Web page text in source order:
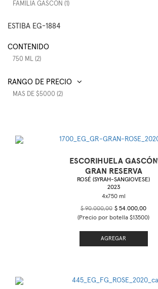
FAMILIA GASCÓN (1)
ESTIBA EG-1884
CONTENIDO
750 ML (2)
RANGO DE PRECIO
MAS DE $5000 (2)
ESCORIHUELA GASCÓN
GRAN RESERVA
ROSÉ (SYRAH-SANGIOVESE)
2023
$ 90.000,00 $ 54.000,00
(Precio por botella $13500)
AGREGAR